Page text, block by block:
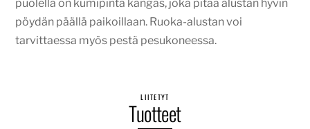
puolella on kumipinta kangas, joka pitää alustan hyvin
pöydän päällä paikoillaan. Ruoka-alustan voi
tarvittaessa myös pestä pesukoneessa.
LIITETYT
Tuotteet